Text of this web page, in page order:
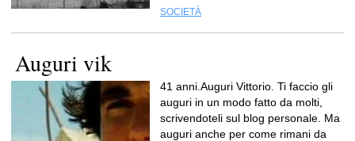
SOCIETÀ
Auguri vik
41 anni.Auguri Vittorio. Ti faccio gli
auguri in un modo fatto da molti,
scrivendoteli sul blog personale. Ma
auguri anche per come rimani da